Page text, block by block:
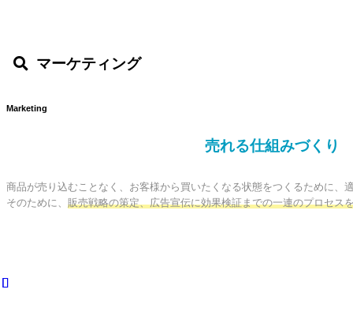
マーケティング
Marketing
売れる仕組みづくり
商品が売り込むことなく、お客様から買いたくなる状態をつくるために
そのために、 販売戦略の策定、広告宣伝に効果検証までの一連のプロセス